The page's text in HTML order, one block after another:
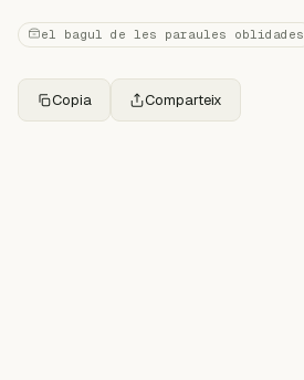
el bagul de les paraules oblidades
Copia Comparteix